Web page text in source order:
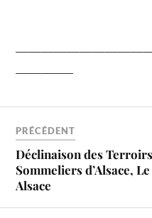
————–
PRÉCÉDENT
Déclinaison des
Sommeliers d’Alsace,
Alsace